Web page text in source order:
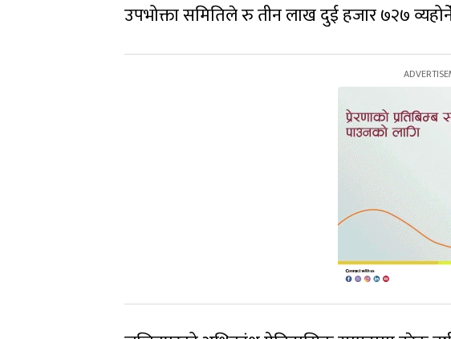
उपभोक्ता समितिले रु तीन लाख दुई हजार ७२७